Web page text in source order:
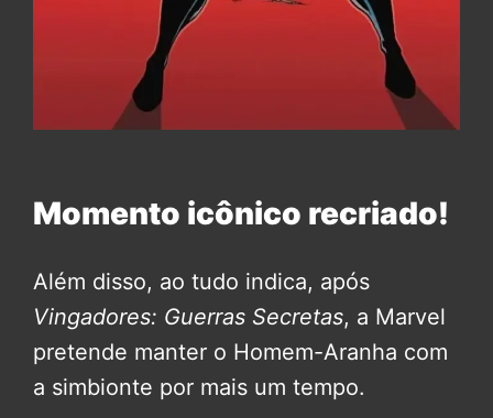
Momento icônico recriado!
Além disso, ao tudo indica, após
Vingadores: Guerras Secretas, a Marvel
pretende manter o Homem-Aranha com
a simbionte por mais um tempo.